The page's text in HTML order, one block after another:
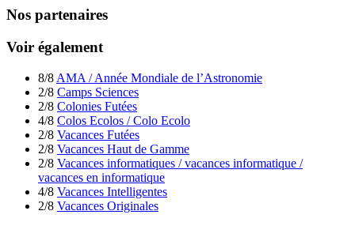
Nos partenaires
Voir également
8/8 AMA / Année Mondiale de l’Astronomie
2/8 Camps Sciences
2/8 Colonies Futées
4/8 Colos Ecolos / Colo Ecolo
2/8 Vacances Futées
2/8 Vacances Haut de Gamme
2/8 Vacances informatiques / vacances informatique /
vacances en informatique
4/8 Vacances Intelligentes
2/8 Vacances Originales